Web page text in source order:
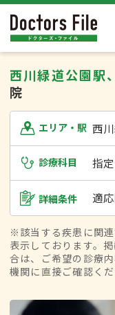
西川緑道公園駅
院
エリア・駅 西
診療科目 指
詳細条件 適
※該当する疾患に関
表示しております。
合は、ご希望の診療
機関に直接ご確認くだ